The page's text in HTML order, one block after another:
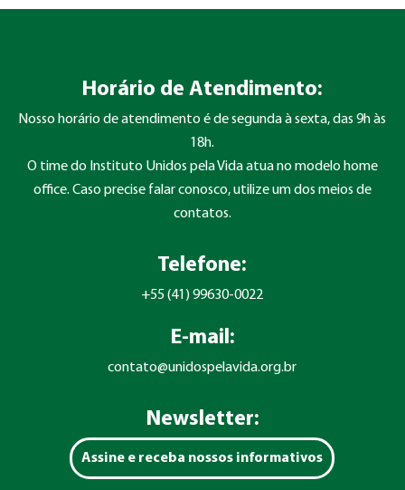
Horário de Atendimento:
Nosso horário de atendimento é de segunda à sexta, das 9h às
18h.
O time do Instituto Unidos pela Vida atua no modelo home
office. Caso precise falar conosco, utilize um dos meios de
contatos.
Telefone:
+55 (41) 99630-0022
E-mail:
contato@unidospelavida.org.br
Newsletter:
Assine e receba nossos informativos